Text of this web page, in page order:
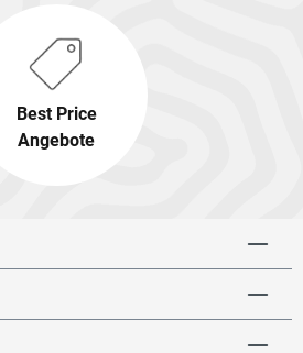
Best Price
Angebote